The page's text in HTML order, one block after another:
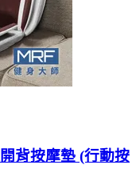
背按摩墊 (行動按